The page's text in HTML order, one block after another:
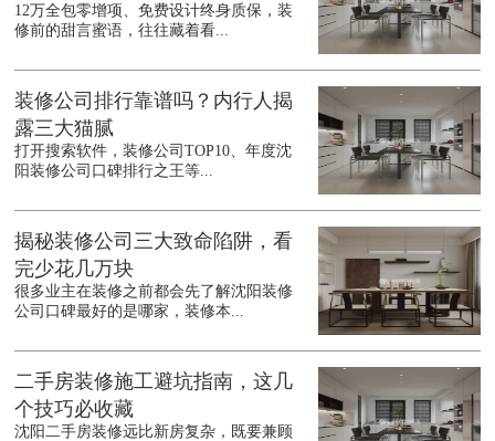
12万全包零增项、免费设计终身质保，装
修前的甜言蜜语，往往藏着看...
装修公司排行靠谱吗？内行人揭
露三大猫腻
打开搜索软件，装修公司TOP10、年度沈
阳装修公司口碑排行之王等...
揭秘装修公司三大致命陷阱，看
完少花几万块
很多业主在装修之前都会先了解沈阳装修
公司口碑最好的是哪家，装修本...
二手房装修施工避坑指南，这几
个技巧必收藏
沈阳二手房装修远比新房复杂，既要兼顾